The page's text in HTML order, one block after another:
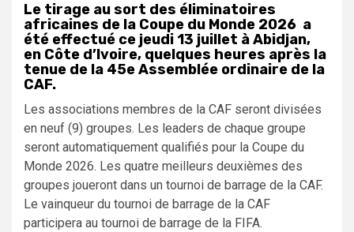
Le tirage au sort des éliminatoires
africaines de la Coupe du Monde 2026 a
été effectué ce jeudi 13 juillet à Abidjan,
en Côte d’Ivoire, quelques heures après la
tenue de la 45e Assemblée ordinaire de la
CAF.
Les associations membres de la CAF seront divisées
en neuf (9) groupes. Les leaders de chaque groupe
seront automatiquement qualifiés pour la Coupe du
Monde 2026. Les quatre meilleurs deuxièmes des
groupes joueront dans un tournoi de barrage de la CAF.
Le vainqueur du tournoi de barrage de la CAF
participera au tournoi de barrage de la FIFA.